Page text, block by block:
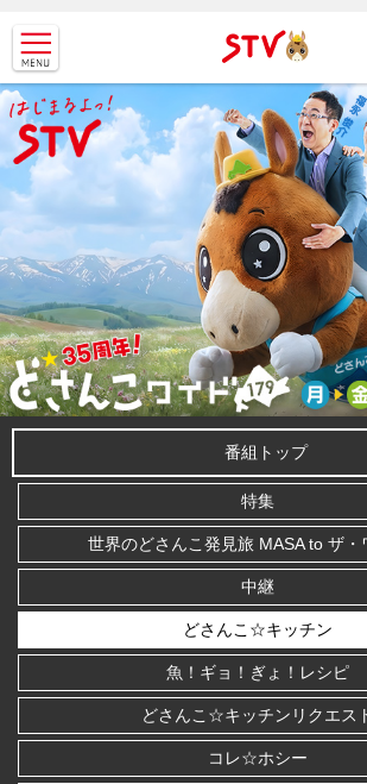
ＳＴＶ札
幌テレビ
番組トップ
特集
世界のどさんこ発見旅 MASA to ザ・
中継
どさんこ☆キッチン
魚！ギョ！ぎょ！レシピ
どさんこ☆キッチンリクエス
コレ☆ホシー